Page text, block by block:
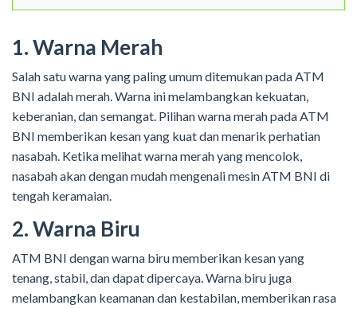
1. Warna Merah
Salah satu warna yang paling umum ditemukan pada ATM
BNI adalah merah. Warna ini melambangkan kekuatan,
keberanian, dan semangat. Pilihan warna merah pada ATM
BNI memberikan kesan yang kuat dan menarik perhatian
nasabah. Ketika melihat warna merah yang mencolok,
nasabah akan dengan mudah mengenali mesin ATM BNI di
tengah keramaian.
2. Warna Biru
ATM BNI dengan warna biru memberikan kesan yang
tenang, stabil, dan dapat dipercaya. Warna biru juga
melambangkan keamanan dan kestabilan, memberikan rasa